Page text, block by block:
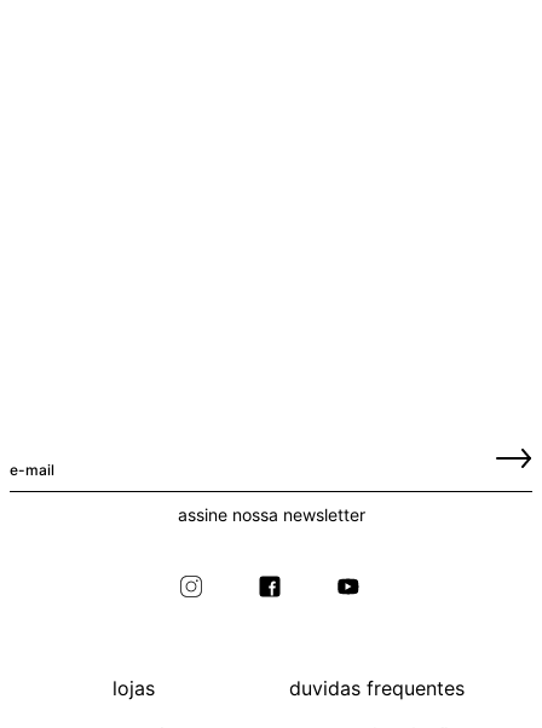
assine nossa newsletter
lojas
duvidas frequentes